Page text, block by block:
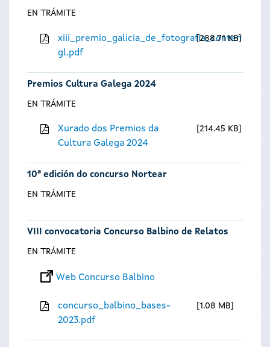
EN TRÁMITE
gl.pdf
288.71 KB
Premios Cultura Galega 2024
EN TRÁMITE
Xurado dos Premios da
Cultura Galega 2024
214.45 KB
10ª edición do concurso Nortear
EN TRÁMITE
VIII convocatoria Concurso Balbino de Relatos
EN TRÁMITE
Web Concurso Balbino
concurso_balbino_bases-
2023.pdf
1.08 MB